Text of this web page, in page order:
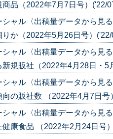
品（2022年7月7日号）('22/
シャル〈出稿量データから
か（2022年5月26日号）
シャル〈出稿量データから
新規販社（2022年4月28日・5
シャル〈出稿量データから
向の販社数 （2022年4月7日号
シャル〈出稿量データから
康食品 （2022年2月24日号